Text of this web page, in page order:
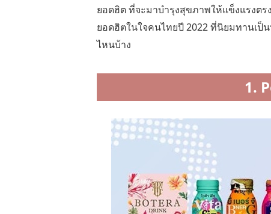
ยอดฮิต ที่จะมาบำรุงสุขภาพให้แข็งแรงตร
ยอดฮิตในใจคนไทยปี 2022 ที่นิยมทานเป็
ไหนบ้าง
1.